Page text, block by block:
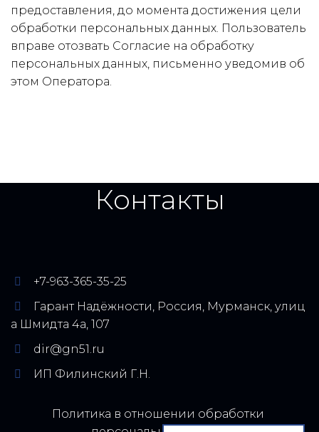
предоставления, до момента достижения цели
обработки персональных данных. Пользователь
вправе отозвать Согласие на обработку
персональных данных, письменно уведомив об
этом Оператора.
Контакты
+7-963-365-35-25
Гарант Надёжности, Россия, Мурманск, улиц
а Шмидта 4а, 107
dir@gn51.ru
ИП Филинский Г.Н.
Политика в отношении обработки